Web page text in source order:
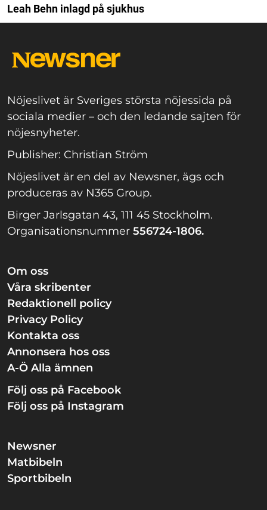
Leah Behn inlagd på sjukhus
Nöjeslivet är Sveriges största nöjessida på
sociala medier – och den ledande sajten för
nöjesnyheter.
Publisher: Christian Ström
Nöjeslivet är en del av Newsner, ägs och
produceras av N365 Group.
Birger Jarlsgatan 43, 111 45 Stockholm.
Organisationsnummer 556724-1806.
Om oss
Våra skribenter
Redaktionell policy
Privacy Policy
Kontakta oss
Annonsera hos oss
A-Ö Alla ämnen
Följ oss på Facebook
Följ oss på Instagram
Newsner
Matbibeln
Sportbibeln